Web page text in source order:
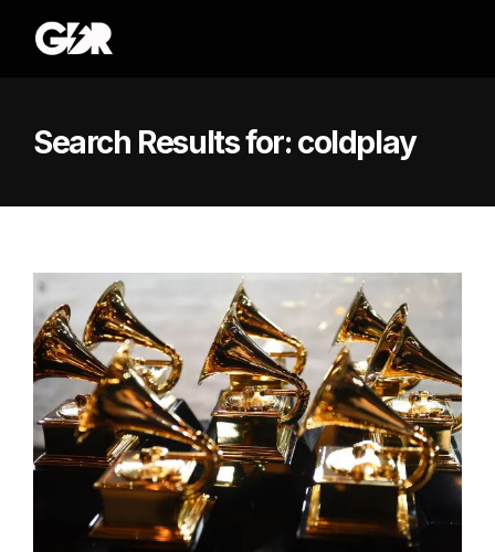
Search Results for:coldplay